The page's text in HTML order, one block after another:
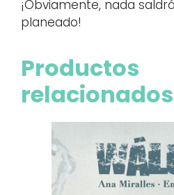
¡Obviamente, nada
planeado!
Productos
relacionados